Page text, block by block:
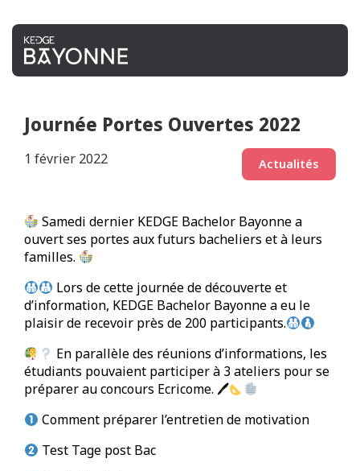
Journée Portes Ouvertes 2022
1 février 2022 Actualités
Samedi dernier KEDGE Bachelor Bayonne a
ouvert ses portes aux futurs bacheliers et à leurs
familles.
Lors de cette journée de découverte et
d’information, KEDGE Bachelor Bayonne a eu le
plaisir de recevoir près de 200 participants.
En parallèle des réunions d’informations, les
étudiants pouvaient participer à 3 ateliers pour se
préparer au concours Ecricome. 🖊
Comment préparer l’entretien de motivation
Test Tage post Bac